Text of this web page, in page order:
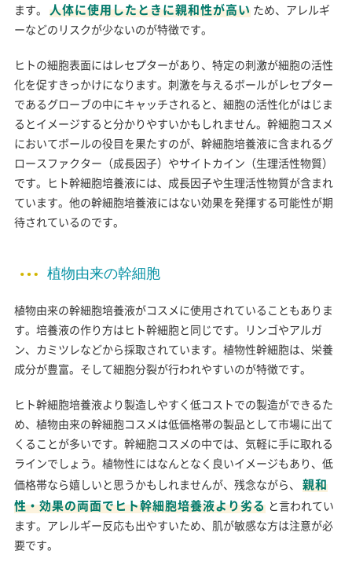
ます。 人体に使用したときに親和性が高い ため、アレルギ
ーなどのリスクが少ないのが特徴です。
ヒトの細胞表面にはレセプターがあり、特定の刺激が細胞の活性
化を促すきっかけになります。刺激を与えるボールがレセプター
であるグローブの中にキャッチされると、細胞の活性化がはじま
るとイメージすると分かりやすいかもしれません。幹細胞コスメ
においてボールの役目を果たすのが、幹細胞培養液に含まれるグ
ロースファクター（成長因子）やサイトカイン（生理活性物質）
です。ヒト幹細胞培養液には、成長因子や生理活性物質が含まれ
ています。他の幹細胞培養液にはない効果を発揮する可能性が期
待されているのです。
植物由来の幹細胞
植物由来の幹細胞培養液がコスメに使用されていることもありま
す。培養液の作り方はヒト幹細胞と同じです。リンゴやアルガ
ン、カミツレなどから採取されています。植物性幹細胞は、栄養
成分が豊富。そして細胞分裂が行われやすいのが特徴です。
ヒト幹細胞培養液より製造しやすく低コストでの製造ができるた
め、植物由来の幹細胞コスメは低価格帯の製品として市場に出て
くることが多いです。幹細胞コスメの中では、気軽に手に取れる
ラインでしょう。植物性にはなんとなく良いイメージもあり、低
価格帯なら嬉しいと思うかもしれませんが、残念ながら、
親和
性・効果の両面でヒト幹細胞培養液より劣る と言われてい
ます。アレルギー反応も出やすいため、肌が敏感な方は注意が必
要です。